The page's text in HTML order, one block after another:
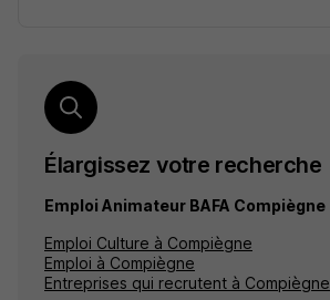
Élargissez votre recherche
Emploi Animateur BAFA Compiègne
Emploi Culture à Compiègne
Emploi à Compiègne
Entreprises qui recrutent à Compiègne